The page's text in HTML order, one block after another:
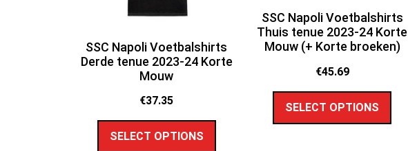
SSC Napoli Voetbalshirts
Derde tenue 2023-24 Korte
Mouw
€37.35
SELECT OPTIONS
SSC Napoli Voetbalshirts
Thuis tenue 2023-24 Korte
Mouw (+ Korte broeken)
€45.69
SELECT OPTIONS